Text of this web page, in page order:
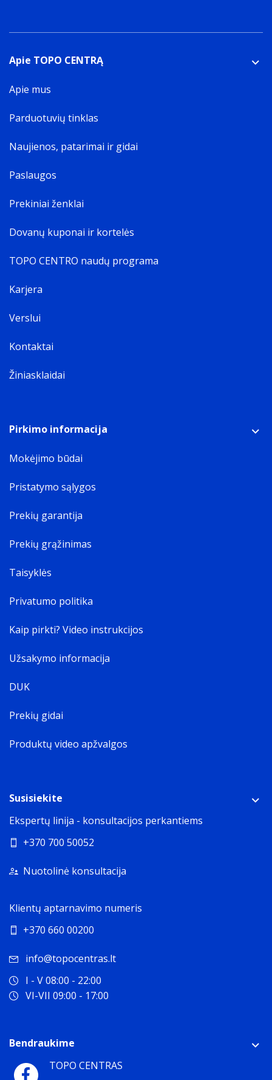
Apie TOPO CENTRĄ
Apie mus
Parduotuvių tinklas
Naujienos, patarimai ir gidai
Paslaugos
Prekiniai ženklai
Dovanų kuponai ir kortelės
TOPO CENTRO naudų programa
Karjera
Verslui
Kontaktai
Žiniasklaidai
Pirkimo informacija
Mokėjimo būdai
Pristatymo sąlygos
Prekių garantija
Prekių grąžinimas
Taisyklės
Privatumo politika
Kaip pirkti? Video instrukcijos
Užsakymo informacija
DUK
Prekių gidai
Produktų video apžvalgos
Susisiekite
Ekspertų linija - konsultacijos perkantiems
+370 700 50052
Nuotolinė konsultacija
Klientų aptarnavimo numeris
+370 660 00200
info@topocentras.lt
I - V 08:00 - 22:00
VI-VII 09:00 - 17:00
Bendraukime
TOPO CENTRAS